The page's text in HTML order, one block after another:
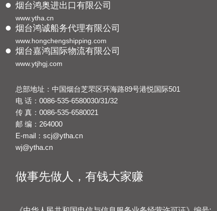
烟台鸿奥进出口有限公司
www.ytha.cn
烟台鸿诚船务代理有限公司
www.hongchengshipping.com
烟台嘉鸿国际物流有限公司
www.ytjhgj.com
总部地址：中国烟台芝罘区环海路89号港悦国际501
电 话：0086-535-6580030/31/32
传 真：0086-535-6580021
邮 编：264000
E-mail：scj@ytha.cn
wj@ytha.cn
做事先做人，有钱大家赚